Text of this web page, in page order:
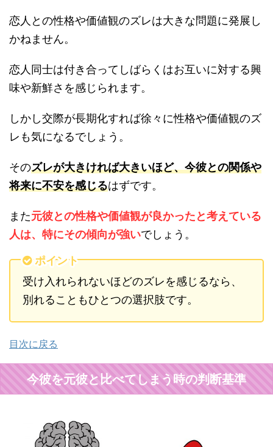
恋人との性格や価値観のズレは大きな問題に発展し
かねません。
恋人同士は付き合ってしばらくはお互いに対する興
味や新鮮さを感じられます。
しかし交際が長期化すれば徐々に性格や価値観のズ
レも気になるでしょう。
そのズレが大きければ大きいほど、今彼との関係や
将来に不安を感じるはずです。
また元彼との性格や価値観が良かったと考えている
人は、特にその傾向が強いでしょう。
ポイント
受け入れられないほどのズレを感じるなら、
別れることもひとつの選択肢です。
目次に戻る
今彼を元彼と比べてしまう時の判断基準